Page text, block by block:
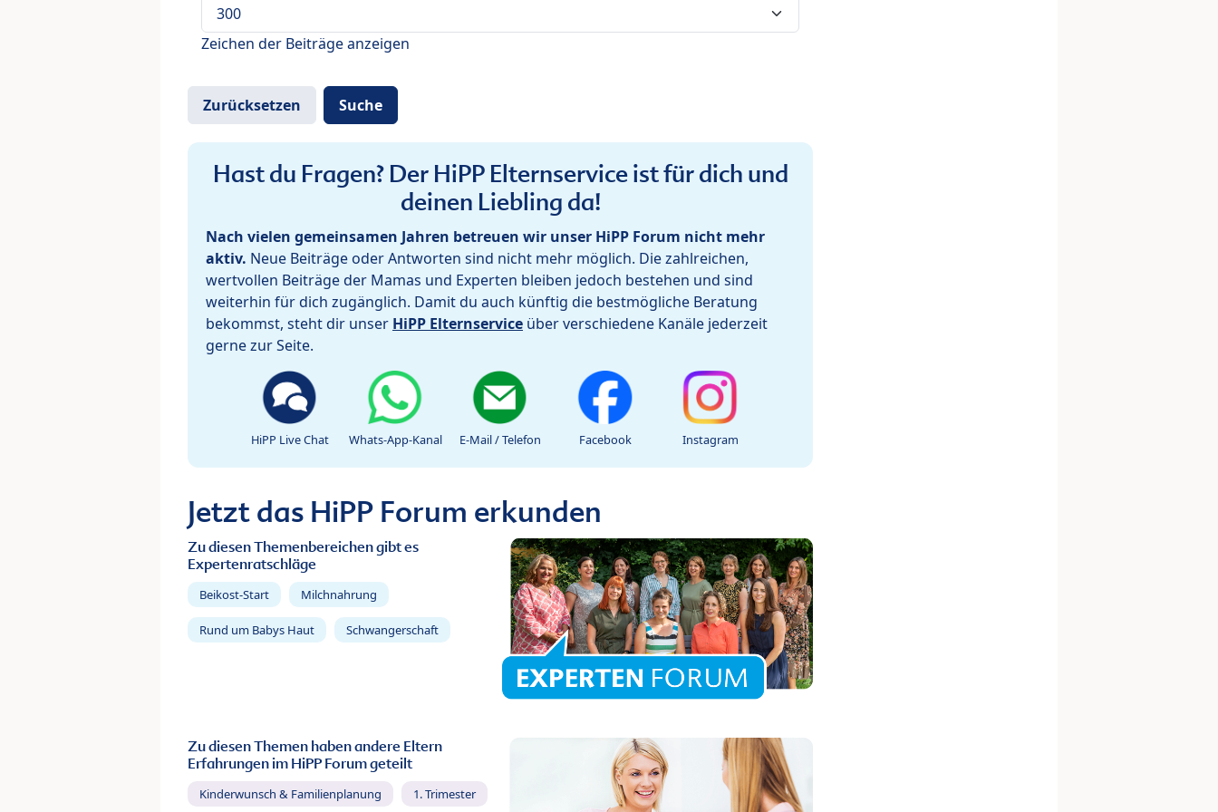
Zeichen der Beiträge anzeigen
Hast du Fragen? Der HiPP Elternservice ist für dich und
deinen Liebling da!
Nach vielen gemeinsamen Jahren betreuen wir unser HiPP Forum nicht mehr
aktiv. Neue Beiträge oder Antworten sind nicht mehr möglich. Die zahlreichen,
wertvollen Beiträge der Mamas und Experten bleiben jedoch bestehen und sind
weiterhin für dich zugänglich. Damit du auch künftig die bestmögliche Beratung
bekommst, steht dir unser HiPP Elternservice über verschiedene Kanäle jederzeit
gerne zur Seite.
HiPP Live Chat Whats-App-Kanal E-Mail / Telefon Facebook Instagram
Jetzt das HiPP Forum erkunden
Zu diesen Themenbereichen gibt es
Expertenratschläge
Beikost-Start Milchnahrung
Rund um Babys Haut Schwangerschaft
Zu diesen Themen haben andere Eltern
Erfahrungen im HiPP Forum geteilt
Kinderwunsch & Familienplanung 1. Trimester